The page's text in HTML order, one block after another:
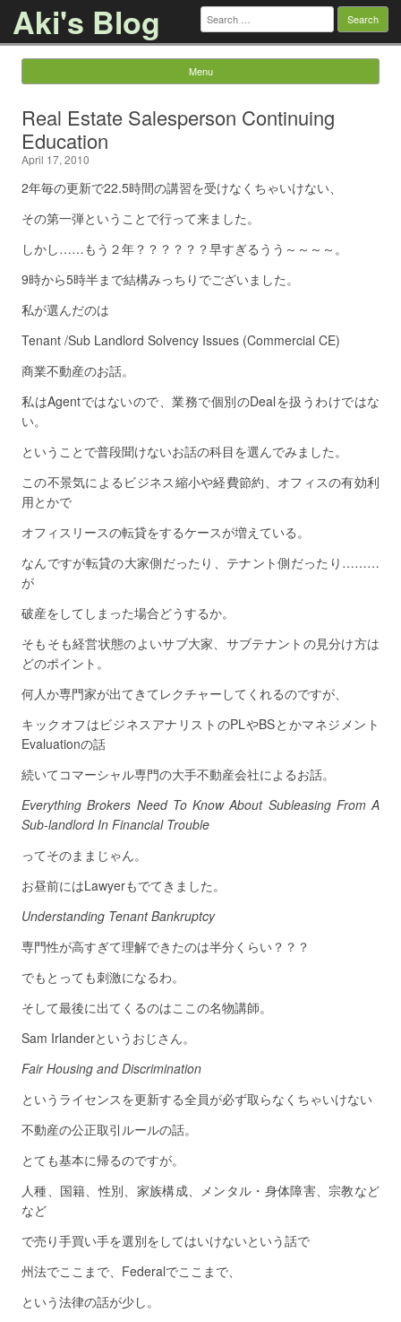
Aki's Blog Search
for:
Menu
Real Estate Salesperson Continuing
Education
April 17, 2010
2年毎の更新で22.5時間の講習を受けなくちゃいけない、
その第一弾ということで行って来ました。
しかし……もう２年？？？？？？早すぎるうう～～～～。
9時から5時半まで結構みっちりでございました。
私が選んだのは
Tenant /Sub Landlord Solvency Issues (Commercial CE)
商業不動産のお話。
私はAgentではないので、業務で個別のDealを扱うわけではな
い。
ということで普段聞けないお話の科目を選んでみました。
この不景気によるビジネス縮小や経費節約、オフィスの有効利
用とかで
オフィスリースの転貸をするケースが増えている。
なんですが転貸の大家側だったり、テナント側だったり………
が
破産をしてしまった場合どうするか。
そもそも経営状態のよいサブ大家、サブテナントの見分け方は
どのポイント。
何人か専門家が出てきてレクチャーしてくれるのですが、
キックオフはビジネスアナリストのPLやBSとかマネジメント
Evaluationの話
続いてコマーシャル専門の大手不動産会社によるお話。
Everything Brokers Need To Know About Subleasing From A
Sub-landlord In Financial Trouble
ってそのままじゃん。
お昼前にはLawyerもでてきました。
Understanding Tenant Bankruptcy
専門性が高すぎて理解できたのは半分くらい？？？
でもとっても刺激になるわ。
そして最後に出てくるのはここの名物講師。
Sam Irlanderというおじさん。
Fair Housing and Discrimination
というライセンスを更新する全員が必ず取らなくちゃいけない
不動産の公正取引ルールの話。
とても基本に帰るのですが。
人種、国籍、性別、家族構成、メンタル・身体障害、宗教など
など
で売り手買い手を選別をしてはいけないという話で
州法でここまで、Federalでここまで、
という法律の話が少し。